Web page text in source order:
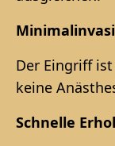
Der Eingriff
keine
Schnelle